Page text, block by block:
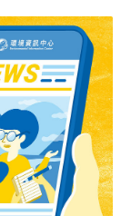
加高血壓和/或
會的典型飲食
鹼蛋白質大多
酸中毒且避免添
研究者隨機指
。一組在飲食
費提供蔬菜，
體的飲食指
和蔬菜。另一